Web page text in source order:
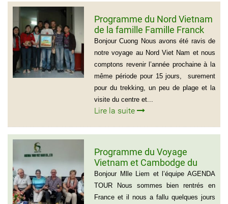
Programme du Nord Vietnam
de la famille Famille Franck
Alvarez ( Voyage Vietnam
Nord 10 jours)
Bonjour Cuong Nous avons été ravis de
notre voyage au Nord Viet Nam et nous
comptons revenir l’année prochaine à la
même période pour 15 jours, surement
pour du trekking, un peu de plage et la
visite du centre et...
Lire la suite
Programme du Voyage
Vietnam et Cambodge du
group de Mr LACROIX (6
personnes)
Bonjour Mlle Liem et l’équipe AGENDA
TOUR Nous sommes bien rentrés en
France et il nous a fallu quelques jours